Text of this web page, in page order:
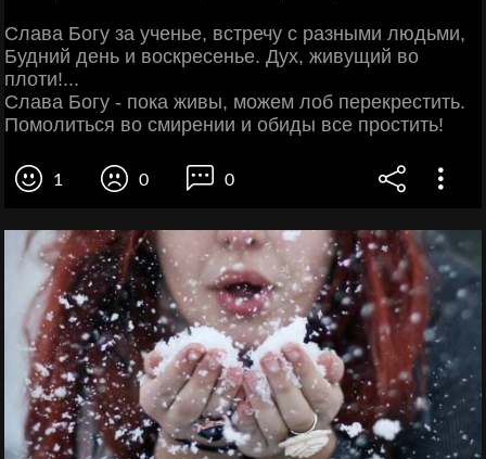
Слава Богу за ученье, встречу с разными людьми,
Будний день и воскресенье. Дух, живущий во
плоти!...
Слава Богу - пока живы, можем лоб перекрестить.
Помолиться во смирении и обиды все простить!
1 0 0